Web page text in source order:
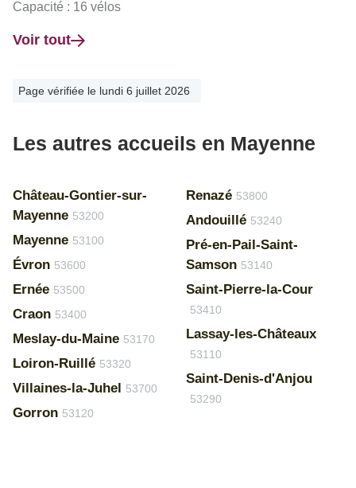
Capacité : 16 vélos
Voir tout
Page vérifiée le lundi 6 juillet 2026
Les autres accueils en Mayenne
Château-Gontier-sur-
Mayenne 53200
Mayenne 53100
Évron 53600
Ernée 53500
Craon 53400
Meslay-du-Maine 53170
Loiron-Ruillé 53320
Villaines-la-Juhel 53700
Gorron 53120
Renazé 53800
Andouillé 53240
Pré-en-Pail-Saint-
Samson 53140
Saint-Pierre-la-Cour
53410
Lassay-les-Châteaux
53110
Saint-Denis-d'Anjou
53290